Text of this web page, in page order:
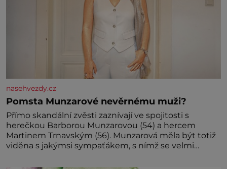
nasehvezdy.cz
Pomsta Munzarové nevěrnému muži?
Přímo skandální zvěsti zaznívají ve spojitosti s
herečkou Barborou Munzarovou (54) a hercem
Martinem Trnavským (56). Munzarová měla být totiž
viděna s jakýmsi sympaťákem, s nímž se velmi